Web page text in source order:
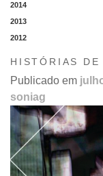
2014
2013
2012
HISTÓRIAS DE
Publicado em
soniag